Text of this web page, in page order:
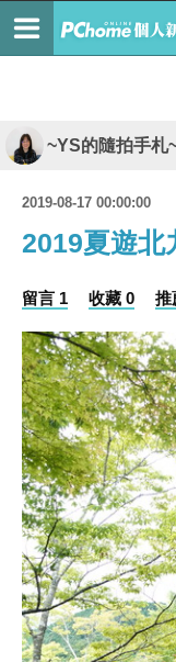
~YS的隨拍手札
2019-08-17 00:00:00
2019夏遊北
留言 1 收藏 0 推